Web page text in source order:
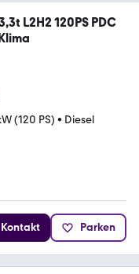
L2H2 120PS PDC
Klima
(120 PS) • Diesel
Kontakt Parken